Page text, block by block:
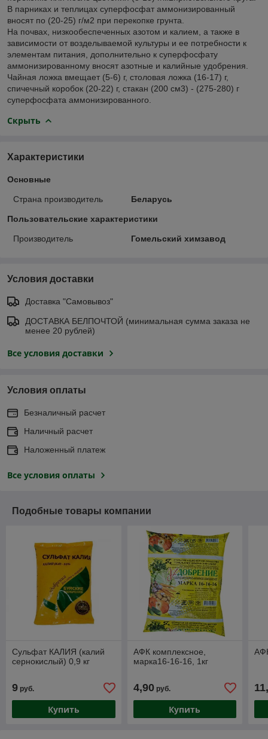
В парниках и теплицах суперфосфат аммонизированный
вносят по (20-25) г/м2 при перекопке грунта.
На почвах, низкообеспеченных азотом и калием, а также в
зависимости от возделываемой культуры и ее потребности к
элементам питания, дополнительно к суперфосфату
аммонизированному вносят азотные и калийные удобрения.
Чайная ложка вмещает (5-6) г, столовая ложка (16-17) г,
спичечный коробок (20-22) г, стакан (200 см3) - (275-280) г
суперфосфата аммонизированного.
Скрыть
Характеристики
Основные
Страна производитель Беларусь
Пользовательские характеристики
Производитель Гомельский химзавод
Условия доставки
Доставка "Самовывоз"
ДОСТАВКА БЕЛПОЧТОЙ (минимальная сумма заказа не
менее 20 рублей)
Все условия доставки
Условия оплаты
Безналичный расчет
Наличный расчет
Наложенный платеж
Все условия оплаты
Подобные товары компании
Сульфат КАЛИЯ (калий
сернокислый) 0,9 кг
9 руб.
Купить
АФК комплексное,
марка16-16-16, 1кг
4,90руб.
Купить